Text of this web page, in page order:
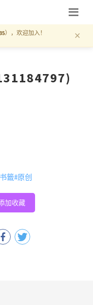
），欢迎加入！ ×
籤#原创
加收藏